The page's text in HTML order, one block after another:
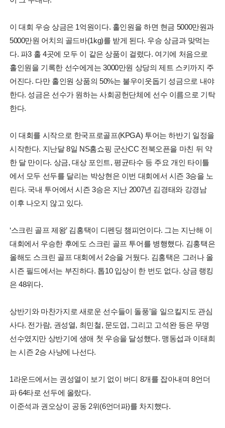
이 대회 우승 상금은 1억원이다. 홀인원을 하면 현금 5000만원과
5000만원 어치의 골드바(1kg)를 받게 된다. 우승 상금과 맞먹는
다. 파3 홀 4곳에 모두 이 같은 상품이 걸렸다. 여기에 처음으로
홀인원을 기록한 선수에게는 3000만원 상당의 제트 스키까지 주
어진다. 다만 홀인원 상품의 50%는 불우이웃돕기 성금으로 내야
한다. 성금은 선수가 원하는 사회공헌단체에 선수 이름으로 기탁
한다.
이 대회를 시작으로 한국프로골프(KPGA) 투어는 하반기 일정을
시작한다. 지난달 8일 NS홈쇼핑 군산CC 전북오픈을 마친 뒤 약
한 달 만이다. 상금, 대상 포인트, 평균타수 등 주요 개인 타이틀
에서 모두 선두를 달리는 박상현은 이번 대회에서 시즌 3승을 노
린다. 국내 투어에서 시즌 3승은 지난 2007년 김경태와 강경남
이후 나오지 않고 있다.
‘스크린 골프 제왕’ 김홍택이 디펜딩 챔피언이다. 그는 지난해 이
대회에서 우승한 후에도 스크린 골프 투어를 병행했다. 김홍택은
올해도 스크린 골프 대회에서 2승을 거뒀다. 김홍택은 그러나 올
시즌 필드에서는 부진하다. 톱10 입상이 한 번도 없다. 상금 랭킹
은 48위다.
상반기와 마찬가지로 새로운 선수들이 돌풍’을 일으킬지도 관심
사다. 전가람, 권성열, 최민철, 문도엽, 그리고 고석완 등은 무명
선수였지만 상반기에 생애 첫 우승을 달성했다. 맹동섭과 이태희
는 시즌 2승 사냥에 나선다.
1라운드에서는 권성열이 보기 없이 버디 8개를 잡아내며 8언더
파 64타로 선두에 올랐다.
이준석과 권오상이 공동 2위(6언더파)를 차지했다.